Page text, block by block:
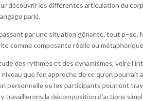
découvrir les différentes articulation du
parlé.
par une situation gênante, tout p–se.
comme composante réelle ou
des rythmes et des dynamismes, voire
que l’on approche de ce qu’on pourrait
personnelle ou les participants pourront
la décomposition d’actions